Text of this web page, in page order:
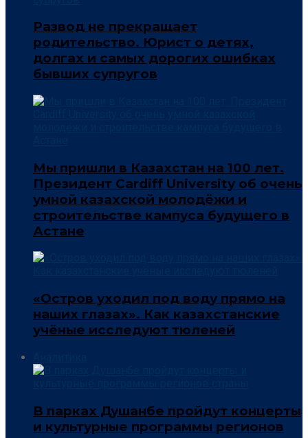
Развод не прекращает
родительство. Юрист о детях,
долгах и самых дорогих ошибках
бывших супругов
Мы пришли в Казахстан на 100 лет.
Президент Cardiff University об очень
умной казахской молодёжи и
строительстве кампуса будущего в
Астане
«Остров уходил под воду прямо на
наших глазах». Как казахстанские
учёные исследуют тюленей
В парках Душанбе пройдут концерты
и культурные программы регионов